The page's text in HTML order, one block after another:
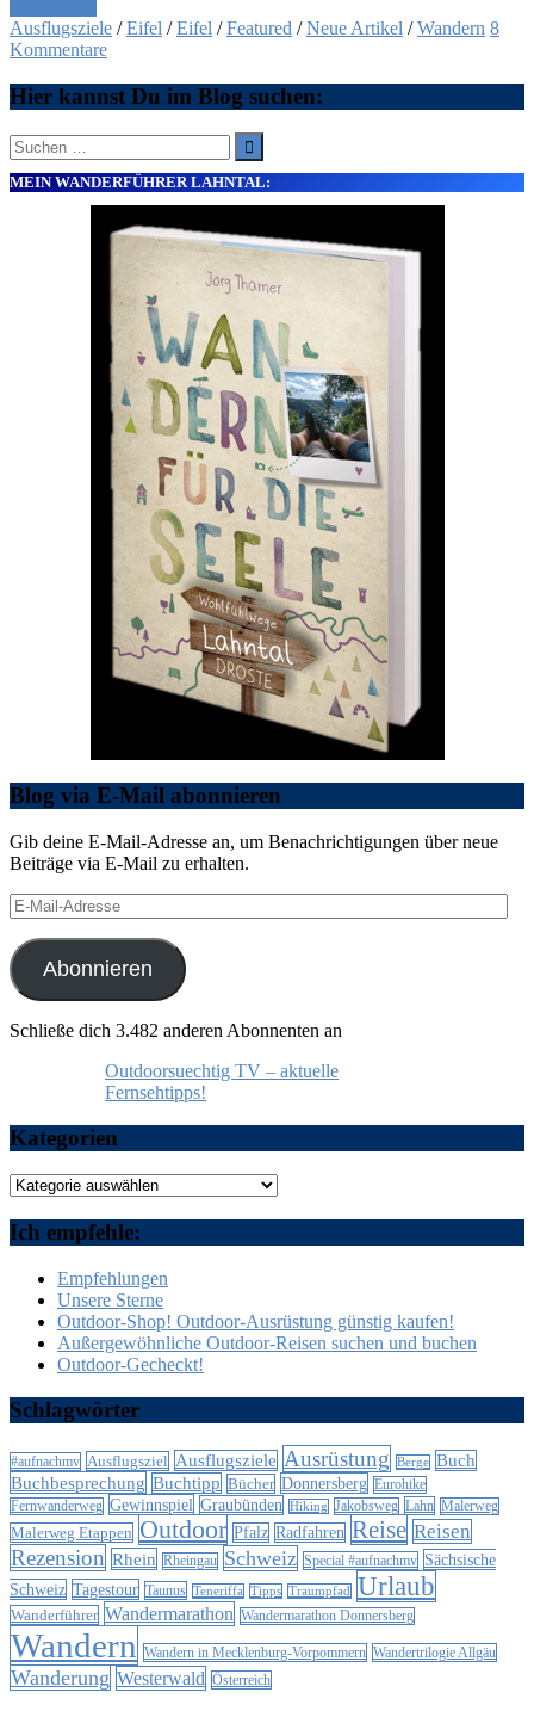
Ausflugsziele /Eifel /Eifel /Featured /Neue Artikel /Wandern 8
Kommentare
Hier kannst Du im Blog suchen:
Suche
nach:
MEIN WANDERFÜHRER LAHNTAL:
Blog via E-Mail abonnieren
Gib deine E-Mail-Adresse an, um Benachrichtigungen über neue
Beiträge via E-Mail zu erhalten.
E-
Mail-
Adresse
Abonnieren
Schließe dich 3.482 anderen Abonnenten an
Outdoorsuechtig TV – aktuelle
Fernsehtipps!
Kategorien
Kategorien
Ich empfehle:
Empfehlungen
Unsere Sterne
Outdoor-Shop! Outdoor-Ausrüstung günstig kaufen!
Außergewöhnliche Outdoor-Reisen suchen und buchen
Outdoor-Gecheckt!
Schlagwörter
#aufnachmv Ausflugsziel Ausflugsziele Ausrüstung Berge Buch
Buchbesprechung Buchtipp Bücher Donnersberg Eurohike
Fernwanderweg Gewinnspiel Graubünden Hiking Jakobsweg Lahn Malerweg
Malerweg Etappen Outdoor Pfalz Radfahren Reise Reisen
Rezension Rhein Rheingau Schweiz Special #aufnachmv Sächsische
Schweiz Tagestour Taunus Teneriffa Tipps Traumpfad Urlaub
Wanderführer Wandermarathon Wandermarathon Donnersberg
Wandern Wandern in Mecklenburg-Vorpommern Wandertrilogie Allgäu
Wanderung Westerwald Österreich